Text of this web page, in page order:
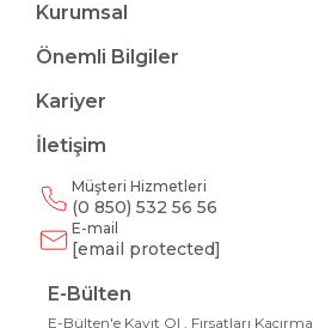
Kurumsal
Önemli Bilgiler
Kariyer
İletişim
Müşteri Hizmetleri
(0 850) 532 56 56
E-mail
[email protected]
E-Bülten
E-Bülten'e Kayıt Ol , Fırsatları Kaçırma